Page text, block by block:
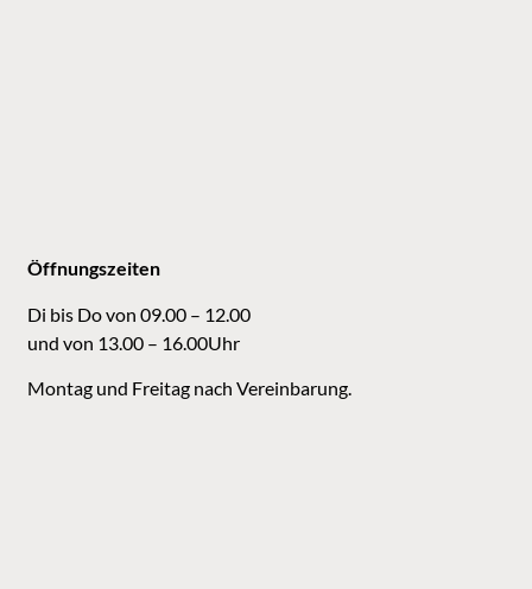
Öffnungszeiten
Di bis Do von 09.00 – 12.00
und von 13.00 – 16.00Uhr
Montag und Freitag nach Vereinbarung.